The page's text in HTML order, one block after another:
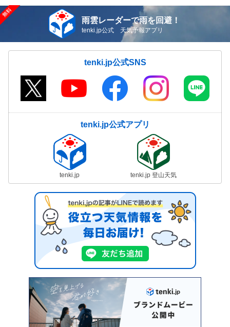
雨雲レーダーで雨を回避！
tenki.jp公式 天気予報アプリ
tenki.jp公式SNS
tenki.jp公式アプリ
tenki.jp tenki.jp 登山天気